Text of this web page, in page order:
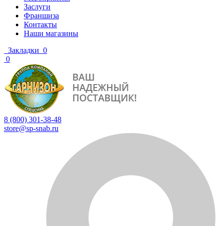
Заслуги
Франшиза
Контакты
Наши магазины
Закладки 0
0
8 (800) 301-38-48
store@sp-snab.ru